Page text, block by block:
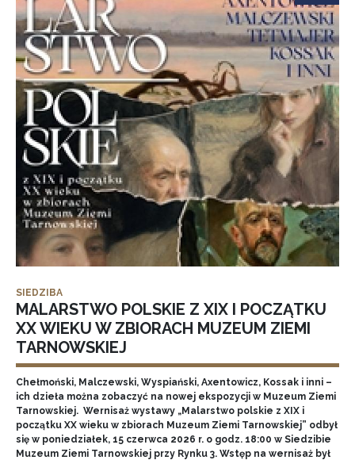
SIEDZIBA
MALARSTWO POLSKIE Z XIX I POCZĄTKU
XX WIEKU W ZBIORACH MUZEUM ZIEMI
TARNOWSKIEJ
Chełmoński, Malczewski, Wyspiański, Axentowicz, Kossak i inni –
ich dzieła można zobaczyć na nowej ekspozycji w Muzeum Ziemi
Tarnowskiej. Wernisaż wystawy „Malarstwo polskie z XIX i
początku XX wieku w zbiorach Muzeum Ziemi Tarnowskiej” odbył
się w poniedziałek, 15 czerwca 2026 r. o godz. 18:00 w Siedzibie
Muzeum Ziemi Tarnowskiej przy Rynku 3. Wstęp na wernisaż był